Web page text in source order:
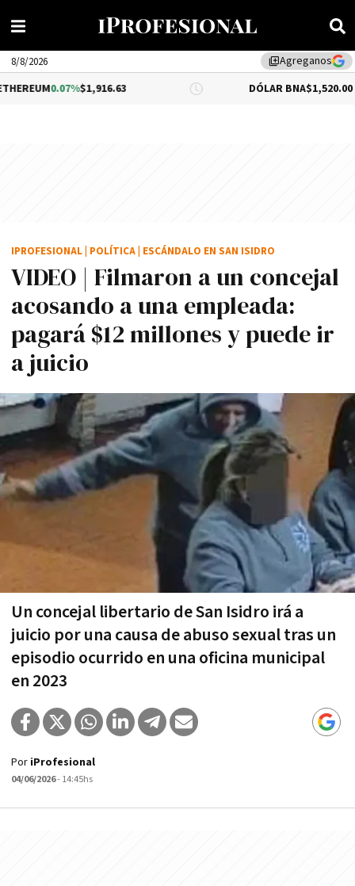
library_addAgreganos
8/8/2026
$1,916.63 DÓLAR BNA $1,520.00
VIDEO | Filmaron a un concejal
acosando a una empleada:
pagará $12 millones y puede ir
a juicio
Un concejal libertario de San Isidro irá a
juicio por una causa de abuso sexual tras un
episodio ocurrido en una oficina municipal
en 2023
IPROFESIONAL POLÍTICA ESCÁNDALO EN SAN ISIDRO
Por iProfesional
04/06/2026- 14:45hs